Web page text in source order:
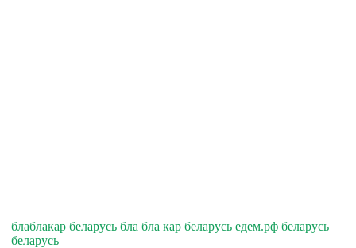
блаблакар беларусь бла бла кар беларусь едем.рф беларусь
беларусь